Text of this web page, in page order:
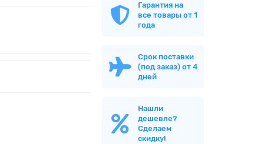
Гарантия на
все товары от 1
года
Срок поставки
(под заказ) от 4
дней
Нашли
дешевле?
Сделаем
скидку!